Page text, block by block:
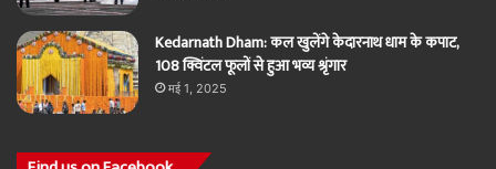
Kedarnath Dham: कल खुलेंगे केदारनाथ धाम के कपाट,
108 क्विंटल फूलों से हुआ भव्य श्रृंगार
मई 1, 2025